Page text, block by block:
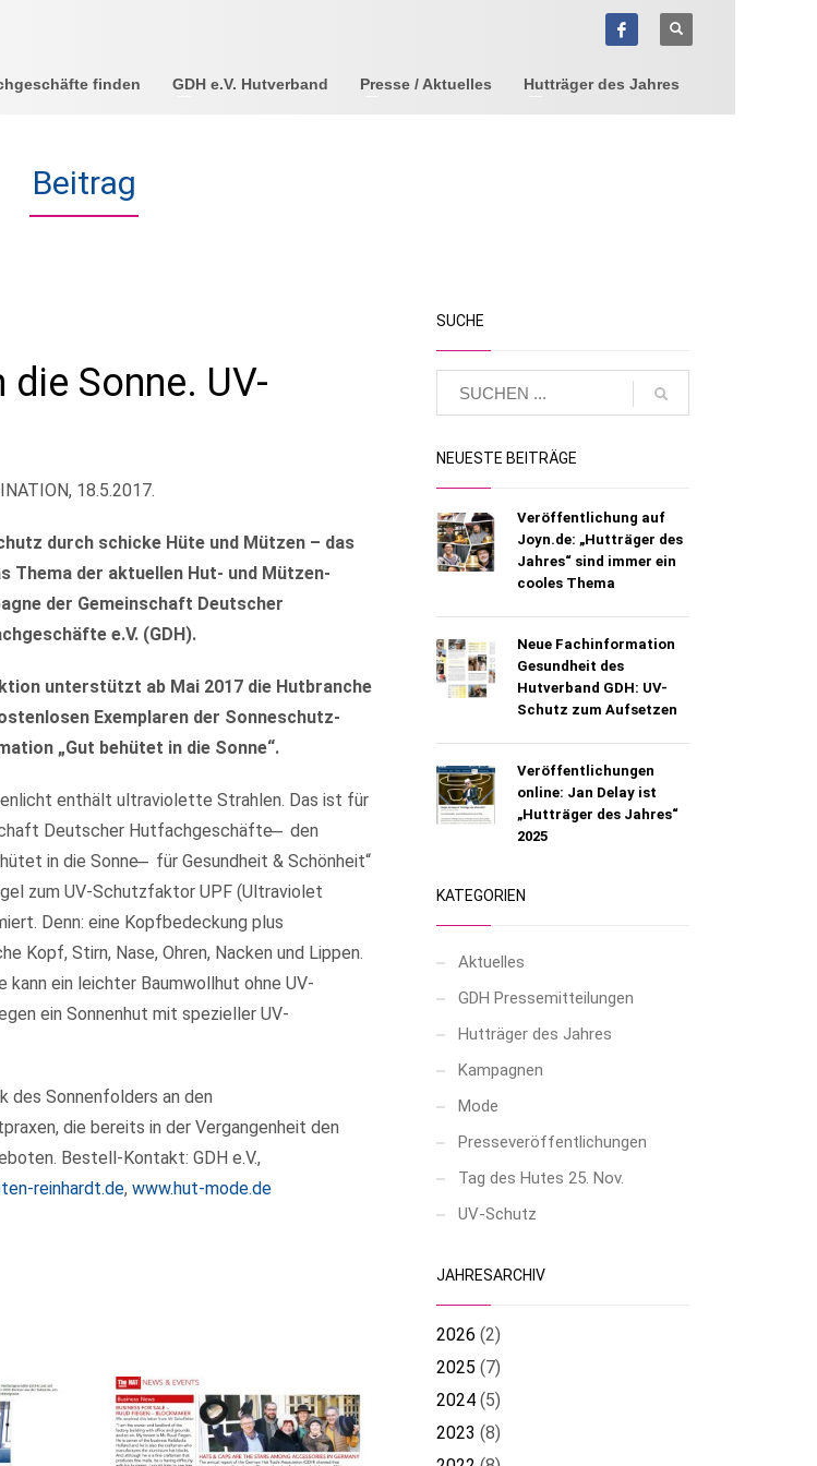
finden GDH e.V. Hutverband Presse / Aktuelles Hutträger des Jahres
Beitrag
Sonne. UV-
18.5.2017.
durch schicke Hüte und Mützen – das
Thema der aktuellen Hut- und Mützen-
der Gemeinschaft Deutscher
e.V. (GDH).
unterstützt ab Mai 2017 die Hutbranche
Exemplaren der Sonneschutz-
„Gut behütet in die Sonne“.
enthält ultraviolette Strahlen. Das ist für
Deutscher Hutfachgeschäfte ̶ den
in die Sonne ̶ für Gesundheit & Schönheit“
zum UV-Schutzfaktor UPF (Ultraviolet
Denn: eine Kopfbedeckung plus
Kopf, Stirn, Nase, Ohren, Nacken und Lippen.
ein leichter Baumwollhut ohne UV-
ein Sonnenhut mit spezieller UV-
Sonnenfolders an den
die bereits in der Vergangenheit den
Bestell-Kontakt: GDH e.V.,
reinhardt.de, www.hut-mode.de
SUCHE
NEUESTE BEITRÄGE
Veröffentlichung auf
Joyn.de: „Hutträger des
Jahres“ sind immer ein
cooles Thema
Neue Fachinformation
Gesundheit des
Hutverband GDH: UV-
Schutz zum Aufsetzen
Veröffentlichungen
online: Jan Delay ist
„Hutträger des Jahres“
2025
KATEGORIEN
Aktuelles
GDH Pressemitteilungen
Hutträger des Jahres
Kampagnen
Mode
Presseveröffentlichungen
Tag des Hutes 25. Nov.
UV-Schutz
JAHRESARCHIV
2026 (2)
2025 (7)
2024 (5)
2023 (8)